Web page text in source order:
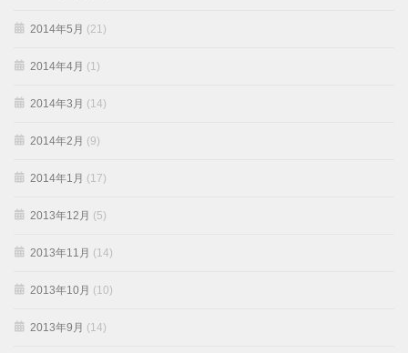
2014年5月 (21)
2014年4月 (1)
2014年3月 (14)
2014年2月 (9)
2014年1月 (17)
2013年12月 (5)
2013年11月 (14)
2013年10月 (10)
2013年9月 (14)